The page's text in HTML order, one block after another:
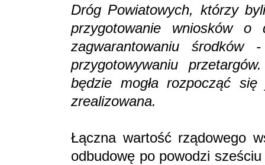
Dróg Powiatowych, którzy
przygotowanie wniosków
zagwarantowaniu
przygotowywaniu
będzie mogła rozpocząć
zrealizowana.
Łączna wartość rządowego
odbudowę po powodzi